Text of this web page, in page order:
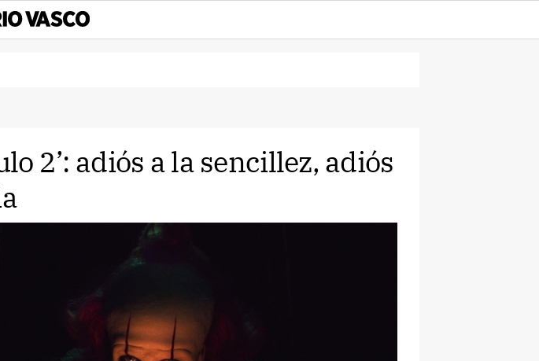
2’: adiós a la sencillez, adiós